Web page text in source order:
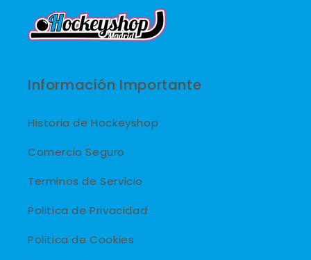
Información Importante
Historia de Hockeyshop
Comercio Seguro
Terminos de Servicio
Politica de Privacidad
Politica de Cookies